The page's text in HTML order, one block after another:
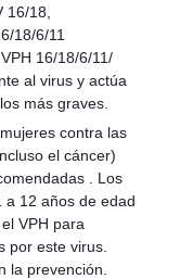
18,
18/6/11
16/18/6/11/
al virus y actúa
más graves.
contra las
el cáncer)
. Los
a 12 años de edad
VPH para
por este virus.
la prevención.